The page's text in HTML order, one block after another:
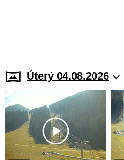
Úterý 04.08.2026